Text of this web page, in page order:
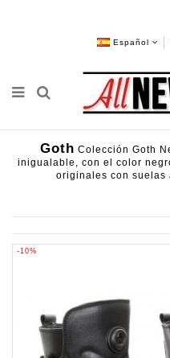
Español
Goth Colección Goth
inigualable, con el color
originales con suelas
-10%